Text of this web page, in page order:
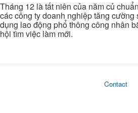
Tháng 12 là tất niên của năm củ
các công ty doanh nghiệp tăng cường
dụng lao động phổ thông công nhân
hội tìm việc làm mới.
Contact